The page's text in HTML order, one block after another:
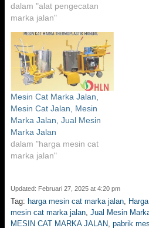
dalam "alat pengecatan
marka jalan"
Mesin Cat Marka Jalan,
Mesin Cat Jalan, Mesin
Marka Jalan, Jual Mesin
Marka Jalan
dalam "harga mesin cat
marka jalan"
Updated: Februari 27, 2025 at 4:20 pm
Tag: harga mesin cat marka jalan,
mesin cat marka jalan, Jual Mesin
MESIN CAT MARKA JALAN, pabrik